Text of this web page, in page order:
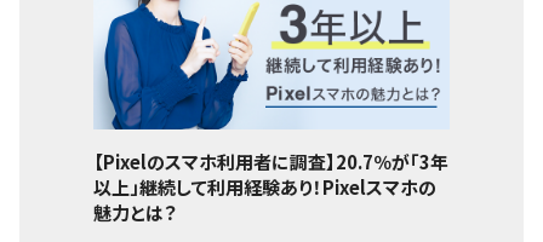
【Pixelのスマホ利用者に調査】20.7％が「3年
以上」継続して利用経験あり！Pixelスマホの
魅力とは？